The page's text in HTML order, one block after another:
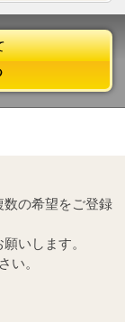
の希望をご登録
いします。
い。